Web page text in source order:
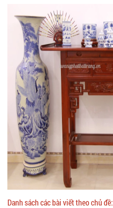
Danh sách các bài viết theo chủ đề: